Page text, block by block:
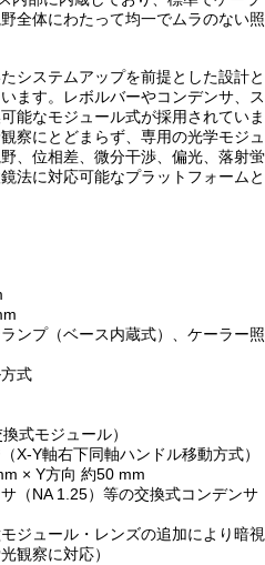
全体にわたって均一でムラのない照
システムアップを前提とした設計と
ます。レボルバーやコンデンサ、ス
能なモジュール式が採用されていま
察にとどまらず、専用の光学モジュ
、位相差、微分干渉、偏光、落射蛍
法に対応可能なプラットフォームと
ンプ（ベース内蔵式）、ケーラー照
式
式モジュール）
X-Y軸右下同軸ハンドル移動方式）
× Y方向 約50 mm
（NA 1.25）等の交換式コンデンサ
ジュール・レンズの追加により暗視
観察に対応）